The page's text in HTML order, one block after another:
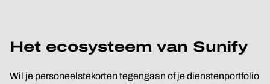
Het ecosysteem van Sunify
Wil je personeelstekorten tegengaan of je dienstenportfolio